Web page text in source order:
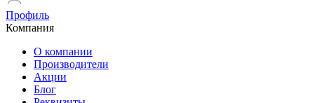
Профиль
Компания
О компании
Производители
Акции
Блог